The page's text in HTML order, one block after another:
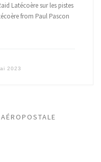
Latécoère sur les pistes
from Paul Pascon
2023